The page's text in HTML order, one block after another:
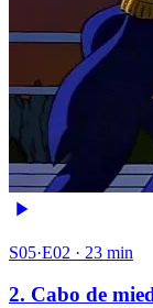
S05·E02 · 23 min
2. Cabo de